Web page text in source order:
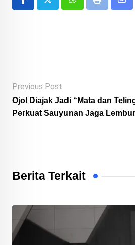
WhatsappPrint
Previous Post
Ojol Diajak Jadi “Mata dan
Perkuat Sauyunan Jaga Lembur
Berita Terkait